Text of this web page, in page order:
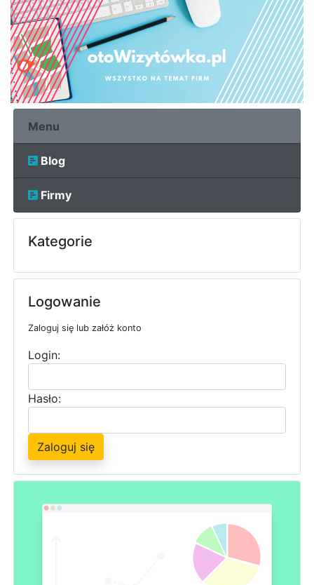
Menu
Blog
Firmy
Kategorie
Logowanie
Zaloguj się lub załóż konto
Login:
Hasło:
Zaloguj się